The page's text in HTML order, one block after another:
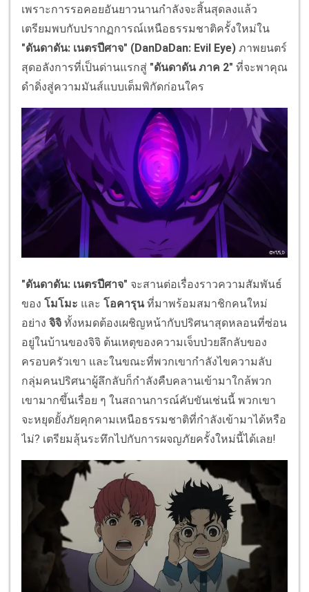
เพราะการรอคอยอันยาวนานกำลังจะสิ้นสุดลงแล้ว
เตรียมพบกับปรากฏการณ์เหนือธรรมชาติครั้งใหม่ใน
"ดันดาดัน: เนตรปีศาจ" (DanDaDan: Evil Eye) ภาพยนตร์
สุดอลังการที่เป็นด่านแรกสู่ "ดันดาดัน ภาค 2" ที่จะพาคุณ
ดำดิ่งสู่ความมันส์แบบเต็มพิกัดก่อนใคร
"ดันดาดัน: เนตรปีศาจ" จะสานต่อเรื่องราวความสัมพันธ์
ของ โมโมะ และ โอคารุนที่มาพร้อมสมาชิกคนใหม่
อย่าง จิจิ ทั้งหมดต้องเผชิญหน้ากับปริศนาสุดหลอนที่ซ่อน
อยู่ในบ้านของจิจิ ต้นเหตุของความเจ็บป่วยลึกลับของ
ครอบครัวเขา และในขณะที่พวกเขากำลังไขความลับ
กลุ่มคนปริศนาผู้ลึกลับก็กำลังคืบคลานเข้ามาใกล้พวก
เขามากขึ้นเรื่อย ๆ ในสถานการณ์คับขันเช่นนี้ พวกเขา
จะหยุดยั้งภัยคุกคามเหนือธรรมชาติที่กำลังเข้ามาได้หรือ
ไม่? เตรียมลุ้นระทึกไปกับการผจญภัยครั้งใหม่นี้ได้เลย!